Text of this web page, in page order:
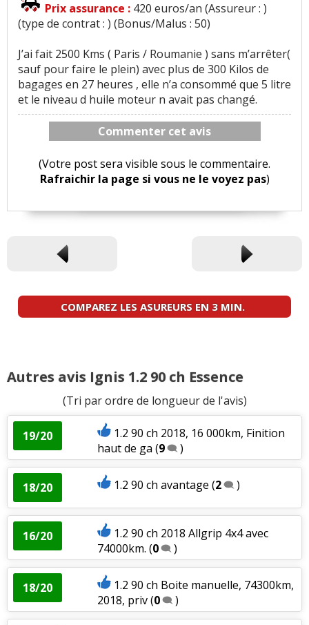
Prix assurance : 420 euros/an (Assureur : )
(type de contrat : ) (Bonus/Malus : 50)
J’ai fait 2500 Kms ( Paris / Roumanie ) sans m’arrêter(
sauf pour faire le plein) avec plus de 300 Kilos de
bagages en 27 heures , elle n’a consommé que 5 litre
et le niveau d huile moteur n avait pas changé.
Commenter cet avis
(Votre post sera visible sous le commentaire.
Rafraichir la page si vous ne le voyez pas)
COMPAREZ LES ASUREURS EN 3 MIN.
Autres avis Ignis 1.2 90 ch Essence
(Tri par ordre de longueur de l'avis)
19/20
1.2 90 ch 2018, 16 000km, Finition
haut de ga (9 )
18/20 1.2 90 ch avantage (2 )
16/20
1.2 90 ch 2018 Allgrip 4x4 avec
74000km. (0 )
18/20
1.2 90 ch Boite manuelle, 74300km,
2018, priv(0 )